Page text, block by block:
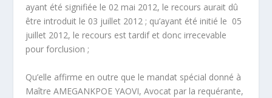
ayant été signifiée le 02 mai 2012, le recours aurait dû
être introduit le 03 juillet 2012 ; qu’ayant été initié le 05
juillet 2012, le recours est tardif et donc irrecevable
pour forclusion ;
Qu’elle affirme en outre que le mandat spécial donné à
Maître AMEGANKPOE YAOVI, Avocat par la requérante,